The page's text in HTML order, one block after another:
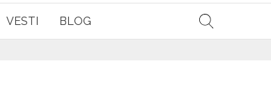
VESTI BLOG